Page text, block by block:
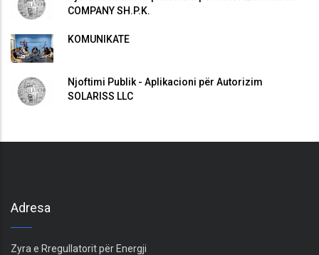
COMPANY SH.P.K.
KOMUNIKATË
Njoftimi Publik - Aplikacioni për Autorizim
SOLARISS LLC
Adresa
Zyra e Rregullatorit për Energji